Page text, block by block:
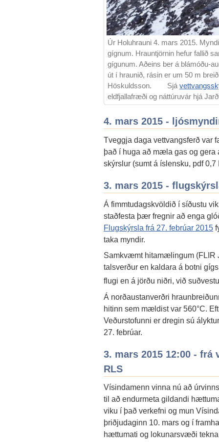
Úr Holuhrauni 4. mars 2015.
gígnum. Hrauntjörnin hefur fallið
gígunum. Aðeins ber á blámóðu-
út í hraunið, rásin er um 50 m
Höskuldsson. Sjá
eldfjallafræði og náttúruvár hjá
4. mars 2015 -
Tveggja daga vettvangsferð var
það í huga að mæla gas og
skýrslur (sumt á íslensku, pdf
3. mars 2015 -
Á fimmtudagskvöldið í síðustu
staðfesta þær fregnir að enga
Flugskýrsla frá 27. febrúar 2015
taka myndir.
Samkvæmt hitamælingum (FLIR
talsverður en kaldara á botni
flugi en á jörðu niðri, við
Á norðaustanverðri
hitinn sem mældist var 560°C.
Veðurstofunni er dregin sú
27. febrúar.
3. mars 2015 12:00 - frá
RLS
Vísindamenn vinna nú að
til að endurmeta gildandi
viku í það verkefni og mun
þriðjudaginn 10. mars og í
hættumati og lokunarsvæði